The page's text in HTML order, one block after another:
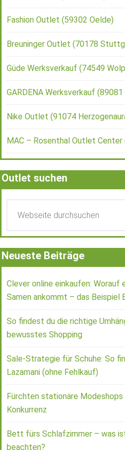
Fashion Outlet (59302 Oelde)
Breuninger Outlet (70178
Güde Werksverkauf (74549
GARDENA Werksverkauf (89081
Nike Outlet (91074
MAC – Rosenthal Outlet Center
Outlet suchen
Neueste Beiträge
Clever online einkaufen: Worauf
Samen ankommt – das Beispiel
So findest du die richtige
bewusstes Shopping
Sale-Strategie für Schuhe: So
Lazamani (ohne Fehlkauf)
Fürchten stationäre Modeshops
Konkurrenz
Bett fürs Schlafzimmer – was
beachten?